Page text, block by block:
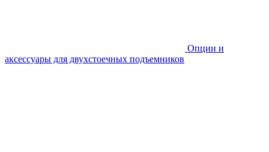
Опции и
аксессуары для двухстоечных подъемников